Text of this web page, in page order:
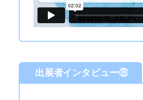
出展者インタビュー⑧